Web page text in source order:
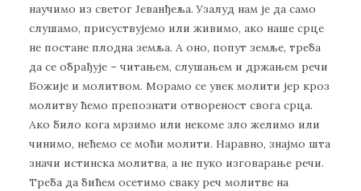
научимо из светог Јеванђеља. Узалуд нам је да само
слушамо, присуствујемо или живимо, ако наше срце
не постане плодна земља. А оно, попут земље, треба
да се обрађује – читањем, слушањем и држањем речи
Божије и молитвом. Морамо се увек молити јер кроз
молитву ћемо препознати отвореност свога срца.
Ако било кога мрзимо или некоме зло желимо или
чинимо, нећемо се моћи молити. Наравно, знајмо шта
значи истинска молитва, а не пуко изговарање речи.
Треба да бићем осетимо сваку реч молитве на